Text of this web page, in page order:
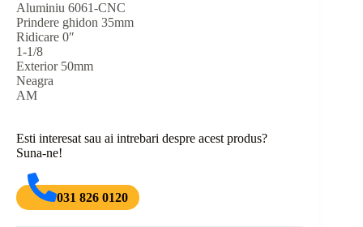
Aluminiu 6061-CNC
Prindere ghidon 35mm
Ridicare 0″
1-1/8
Exterior 50mm
Neagra
AM
Esti interesat sau ai intrebari despre acest produs?
Suna-ne!
031 826 0120